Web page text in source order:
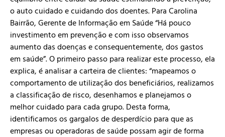
o auto cuidado e cuidando dos doentes. Para Carolina
Bairrão, Gerente de Informação em Saúde “Há pouco
investimento em prevenção e com isso observamos
aumento das doenças e consequentemente, dos gastos
em saúde”. O primeiro passo para realizar este processo, ela
explica, é analisar a carteira de clientes: “mapeamos o
comportamento de utilização dos beneficiários, realizamos
a classificação de risco, desenhamos e planejamos o
melhor cuidado para cada grupo. Desta forma,
identificamos os gargalos de desperdício para que as
empresas ou operadoras de saúde possam agir de forma